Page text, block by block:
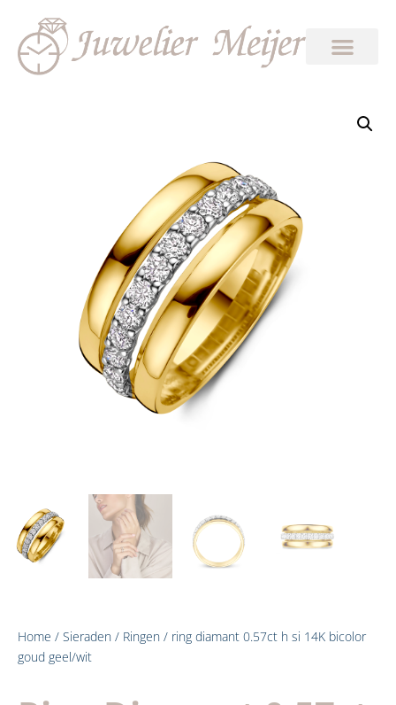
Home / Sieraden / Ringen / ring diamant 0.57ct h si 14K bicolor
goud geel/wit